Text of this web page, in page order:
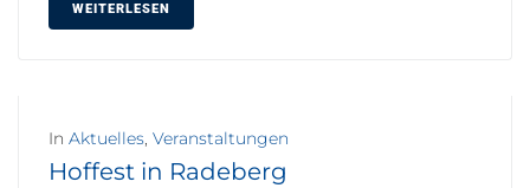
WEITERLESEN
In Aktuelles, Veranstaltungen
Hoffest in Radeberg